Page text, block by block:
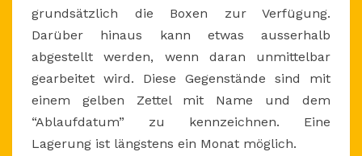
grundsätzlich die Boxen zur Verfügung.
Darüber hinaus kann etwas ausserhalb
abgestellt werden, wenn daran unmittelbar
gearbeitet wird. Diese Gegenstände sind mit
einem gelben Zettel mit Name und dem
“Ablaufdatum” zu kennzeichnen. Eine
Lagerung ist längstens ein Monat möglich.